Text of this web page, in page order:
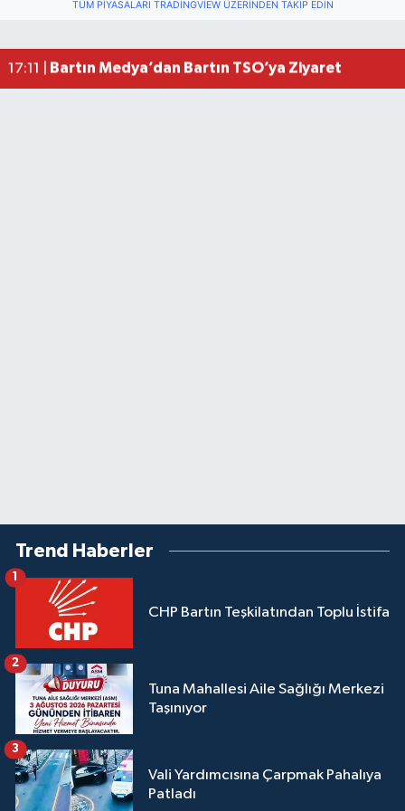
TÜM PIYASALARI TRADINGVIEW ÜZERINDEN TAKIP EDIN
17:11 | Bartın Medya’dan Bartın TSO’ya Ziyaret
Trend Haberler
CHP Bartın Teşkilatından Toplu İstifa
1
Tuna Mahallesi Aile Sağlığı Merkezi
Taşınıyor
2
Vali Yardımcısına Çarpmak Pahalıya
Patladı
3